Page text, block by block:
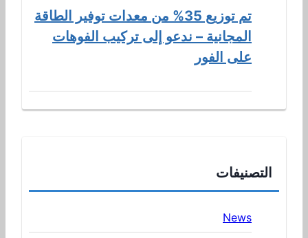
تم توزيع 35% من معدات توفير الطاقة
المجانية – ندعو إلى تركيب الفوهات
على الفور
التصنيفات
News